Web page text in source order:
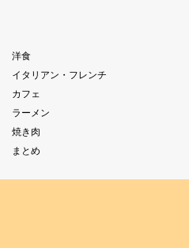
洋食
イタリアン・フレンチ
カフェ
ラーメン
焼き肉
まとめ